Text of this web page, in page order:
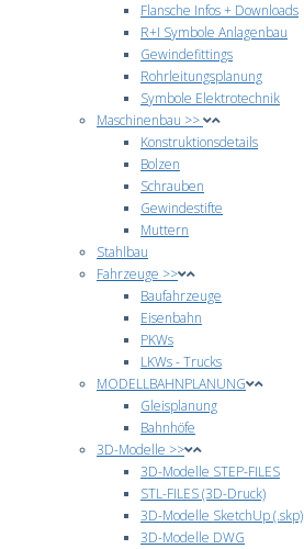
Flansche Infos + Downloads
R+I Symbole Anlagenbau
Gewindefittings
Rohrleitungsplanung
Symbole Elektrotechnik
Maschinenbau >>
Konstruktionsdetails
Bolzen
Schrauben
Gewindestifte
Muttern
Stahlbau
Fahrzeuge >>
Baufahrzeuge
Eisenbahn
PKWs
LKWs - Trucks
MODELLBAHNPLANUNG
Gleisplanung
Bahnhöfe
3D-Modelle >>
3D-Modelle STEP-FILES
STL-FILES (3D-Druck)
3D-Modelle SketchUp (.skp)
3D-Modelle DWG